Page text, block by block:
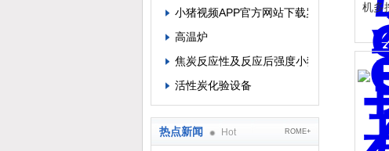
小猪视频APP官方网站下载罗志祥
高温炉
焦炭反应性及反应后强度小猪视频APP官方
活性炭化验设备
热点新闻 Hot ROME+
机多